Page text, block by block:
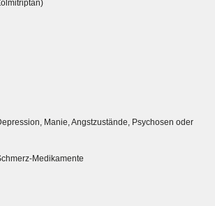
Manie, Angstzustände, Psychosen oder
Medikamente